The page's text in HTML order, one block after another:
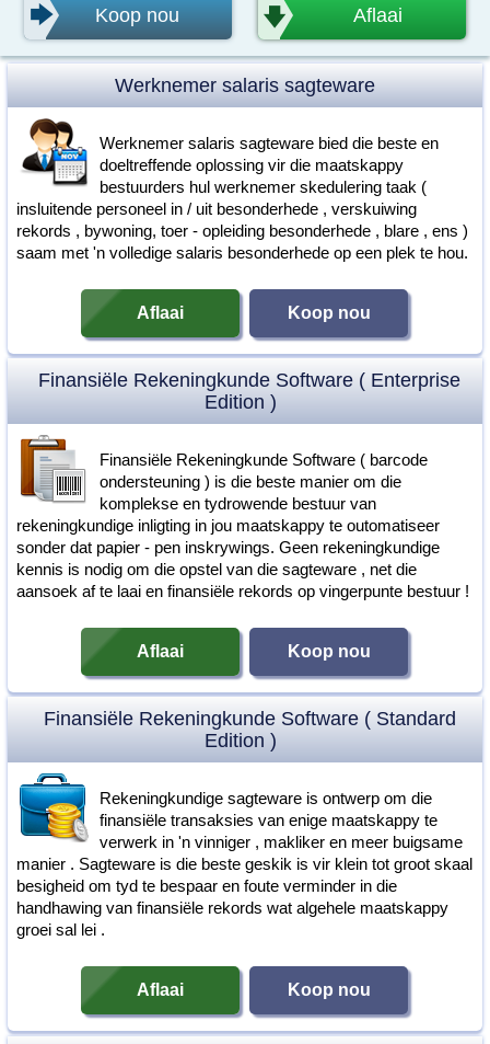
🡆 Koop nou 🡇 Aflaai
Werknemer salaris sagteware
Werknemer salaris sagteware bied die beste en
doeltreffende oplossing vir die maatskappy
bestuurders hul werknemer skedulering taak (
insluitende personeel in / uit besonderhede , verskuiwing
rekords , bywoning, toer - opleiding besonderhede , blare , ens )
saam met 'n volledige salaris besonderhede op een plek te hou.
Aflaai Koop nou
Finansiële Rekeningkunde Software ( Enterprise
Edition )
Finansiële Rekeningkunde Software ( barcode
ondersteuning ) is die beste manier om die
komplekse en tydrowende bestuur van
rekeningkundige inligting in jou maatskappy te outomatiseer
sonder dat papier - pen inskrywings. Geen rekeningkundige
kennis is nodig om die opstel van die sagteware , net die
aansoek af te laai en finansiële rekords op vingerpunte bestuur !
Aflaai Koop nou
Finansiële Rekeningkunde Software ( Standard
Edition )
Rekeningkundige sagteware is ontwerp om die
finansiële transaksies van enige maatskappy te
verwerk in 'n vinniger , makliker en meer buigsame
manier . Sagteware is die beste geskik is vir klein tot groot skaal
besigheid om tyd te bespaar en foute verminder in die
handhawing van finansiële rekords wat algehele maatskappy
groei sal lei .
Aflaai Koop nou